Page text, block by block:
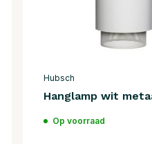
Hubsch
Hanglamp wit
Op voorraad